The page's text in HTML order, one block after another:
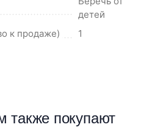
детей
к продаже)
1
также покупают